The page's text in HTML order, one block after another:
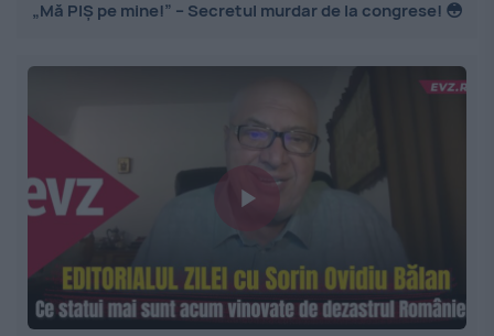
„Mă PIȘ pe mine!” – Secretul murdar de la congrese! 😳